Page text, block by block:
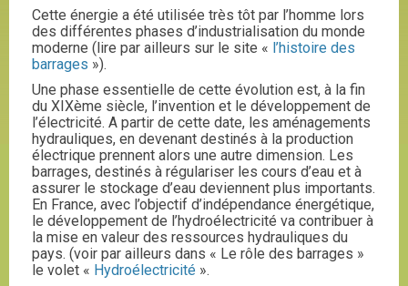
Cette énergie a été utilisée très tôt par l’homme lors
des différentes phases d’industrialisation du monde
moderne (lire par ailleurs sur le site « l’histoire des
barrages »).
Une phase essentielle de cette évolution est, à la fin
du XIXème siècle, l’invention et le développement de
l’électricité. A partir de cette date, les aménagements
hydrauliques, en devenant destinés à la production
électrique prennent alors une autre dimension. Les
barrages, destinés à régulariser les cours d’eau et à
assurer le stockage d’eau deviennent plus importants.
En France, avec l’objectif d’indépendance énergétique,
le développement de l’hydroélectricité va contribuer à
la mise en valeur des ressources hydrauliques du
pays. (voir par ailleurs dans « Le rôle des barrages »
le volet « Hydroélectricité ».